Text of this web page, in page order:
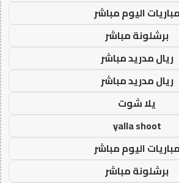
مباريات اليوم مباشر
برشلونة مباشر
ريال مدريد مباشر
ريال مدريد مباشر
يلا شوت
yalla shoot
مباريات اليوم مباشر
برشلونة مباشر